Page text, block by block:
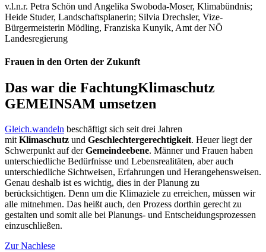
v.l.n.r. Petra Schön und Angelika Swoboda-Moser, Klimabündnis;
Heide Studer, Landschaftsplanerin; Silvia Drechsler, Vize-
Bürgermeisterin Mödling, Franziska Kunyik, Amt der NÖ
Landesregierung
Frauen in den Orten der Zukunft
Das war die FachtungKlimaschutz
GEMEINSAM umsetzen
Gleich.wandeln beschäftigt sich seit drei Jahren
mit Klimaschutz und Geschlechtergerechtigkeit. Heuer liegt der
Schwerpunkt auf derGemeindeebene. Männer und Frauen haben
unterschiedliche Bedürfnisse und Lebensrealitäten, aber auch
unterschiedliche Sichtweisen, Erfahrungen und Herangehensweisen.
Genau deshalb ist es wichtig, dies in der Planung zu
berücksichtigen. Denn um die Klimaziele zu erreichen, müssen wir
alle mitnehmen. Das heißt auch, den Prozess dorthin gerecht zu
gestalten und somit alle bei Planungs- und Entscheidungsprozessen
einzuschließen.
Zur Nachlese